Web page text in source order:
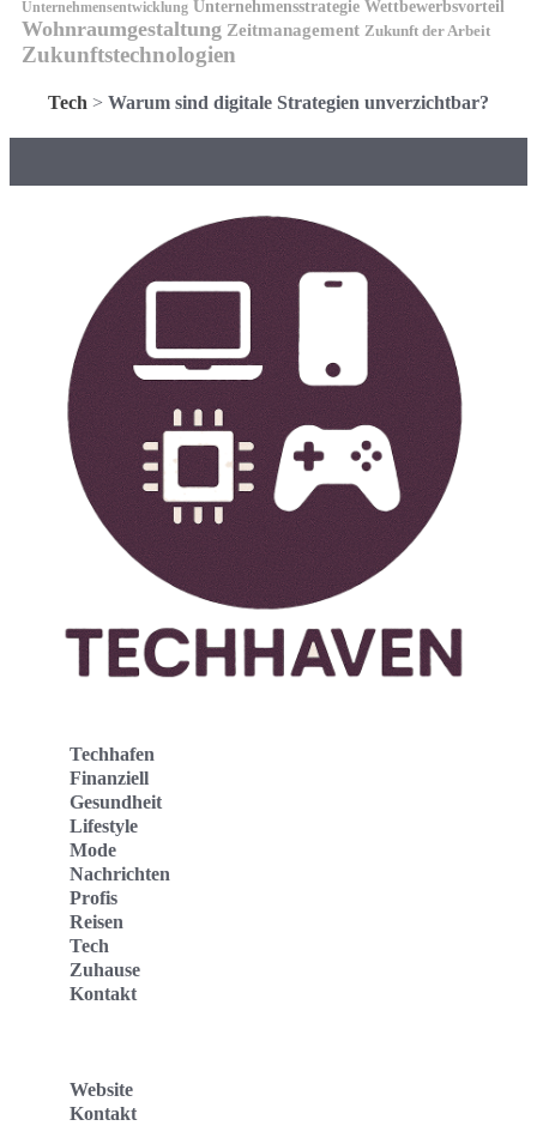
Unternehmensentwicklung Unternehmensstrategie Wettbewerbsvorteil
Wohnraumgestaltung Zeitmanagement Zukunft der Arbeit
Zukunftstechnologien
Tech > Warum sind digitale Strategien unverzichtbar?
Techhafen
Finanziell
Gesundheit
Lifestyle
Mode
Nachrichten
Profis
Reisen
Tech
Zuhause
Kontakt
Website
Kontakt